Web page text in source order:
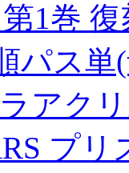
1巻
パス単
アク
プ